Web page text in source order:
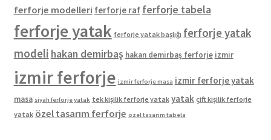
ferforje modelleri ferforje raf ferforje tabela
ferforje yatak ferforje yatak başlığı ferforje yatak
modeli hakan demirbaş hakan demirbaş ferforje izmir
izmir ferforje izmir ferforje masa izmir ferforje yatak
masa siyah ferforje yatak tek kişilik ferforje yatak yatak çift kişilik ferforje
yatak özel tasarım ferforje özel tasarım tabela